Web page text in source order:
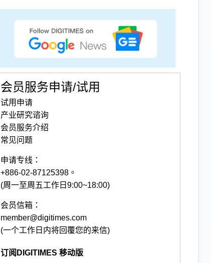
会员服务申请/试用
试用申请
产业研究谘询
会员服务介绍
常见问题
申请专线：
+886-02-87125398。
(周一至周五工作日9:00~18:00)
会员信箱：
member@digitimes.com
(一个工作日内将回覆您的来信)
订阅DIGITIMES 移动版